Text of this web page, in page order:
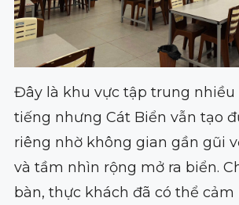
Đây là khu vực tập trung nhiều
tiếng nhưng Cát Biển vẫn tạo
riêng nhờ không gian gần gũi
và tầm nhìn rộng mở ra biển.
bàn, thực khách đã có thể cảm